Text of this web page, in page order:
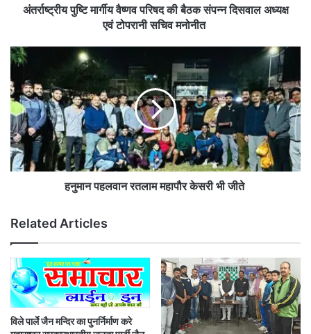
मनोनीत
अंतर्राष्ट्रीय पुष्टि मार्गीय वैष्णव परिषद की बैठक संपन्न दिसवाल अध्यक्ष
एवं टोपरानी सचिव मनोनीत
हनुमान
पहलवान
रतलाम
महापौर
केसरी
भी
जीते
हनुमान पहलवान रतलाम महापौर केसरी भी जीते
Related Articles
विले पार्ले जैन मन्दिर का पुनर्निर्माण करे